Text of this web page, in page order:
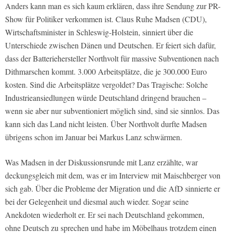
Anders kann man es sich kaum erklären, dass ihre Sendung zur PR-
Show für Politiker verkommen ist. Claus Ruhe Madsen (CDU),
Wirtschaftsminister in Schleswig-Holstein, sinniert über die
Unterschiede zwischen Dänen und Deutschen. Er feiert sich dafür,
dass der Batteriehersteller Northvolt für massive Subventionen nach
Dithmarschen kommt. 3.000 Arbeitsplätze, die je 300.000 Euro
kosten. Sind die Arbeitsplätze vergoldet? Das Tragische: Solche
Industrieansiedlungen würde Deutschland dringend brauchen –
wenn sie aber nur subventioniert möglich sind, sind sie sinnlos. Das
kann sich das Land nicht leisten. Über Northvolt durfte Madsen
übrigens schon im Januar bei Markus Lanz schwärmen.
Was Madsen in der Diskussionsrunde mit Lanz erzählte, war
deckungsgleich mit dem, was er im Interview mit Maischberger von
sich gab. Über die Probleme der Migration und die AfD sinnierte er
bei der Gelegenheit und diesmal auch wieder. Sogar seine
Anekdoten wiederholt er. Er sei nach Deutschland gekommen,
ohne Deutsch zu sprechen und habe im Möbelhaus trotzdem einen